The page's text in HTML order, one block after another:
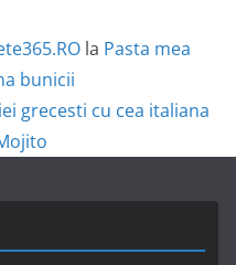
la Pasta mea
bunicii
grecesti cu cea italiana